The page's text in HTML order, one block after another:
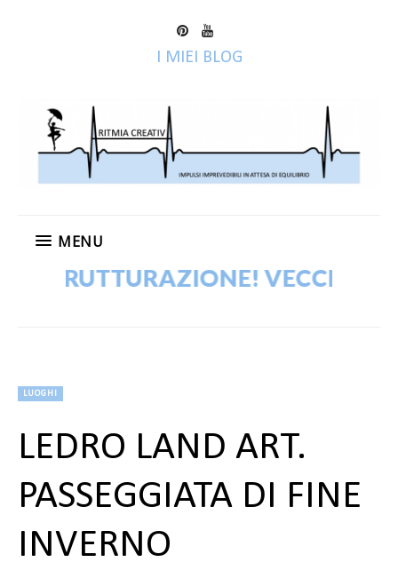
I MIEI BLOG
MENU
VECCHI POST IN
LUOGHI
LEDRO LAND ART.
PASSEGGIATA DI FINE
INVERNO